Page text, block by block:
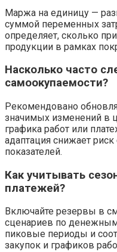
Маржа на единицу —
суммой переменных
определяет, сколько
продукции в рамках
Насколько часто
самоокупаемости?
Рекомендовано
значимых изменений в
графика работ или
адаптация снижает
показателей.
Как учитывать
платежей?
Включайте резервы в
сценариев по
пиковые периоды и
закупок и графиков